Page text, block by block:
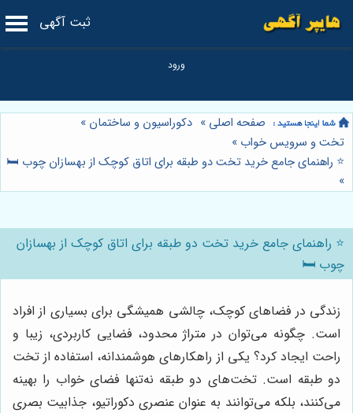
ثبت آگهی
صفحه اصلی » دکوراسیون و ساختمان »
تخت و سرویس خواب »
⭐️ راهنمای جامع خرید تخت دو طبقه برای اتاق کوچک از بهسازان چوب 🛏️
»
⭐️ راهنمای جامع خرید تخت دو طبقه برای اتاق کوچک از بهسازان
چوب 🛏️
زندگی در فضاهای کوچک، چالشی همیشگی برای بسیاری از افراد
است. چگونه می‌توان در متراژ محدود، فضایی کاربردی، زیبا و
راحت ایجاد کرد؟ یکی از راهکارهای هوشمندانه، استفاده از تخت
دو طبقه است. تخت‌های دو طبقه نه‌تنها فضای خواب را بهینه
می‌کنند، بلکه می‌توانند به عنوان عنصری دکوراتیو، جذابیت بصری